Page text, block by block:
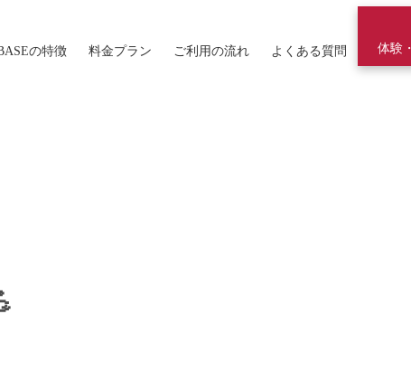
の特徴 料金プラン ご利用の流れ よくある質問 体験